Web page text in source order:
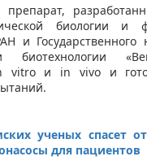
препарат,
биологии и
и Государственного
биотехнологии
vitro и in vivo и
ученых спасет
для пациентов